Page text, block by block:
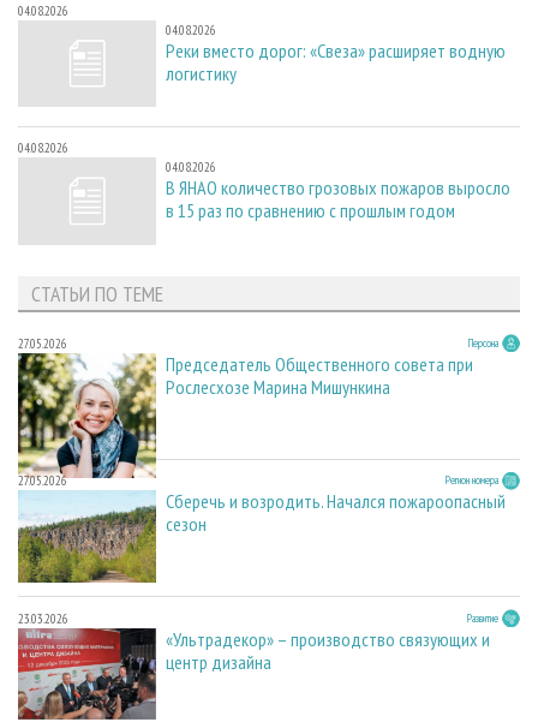
04.08.2026
04.08.2026
Реки вместо дорог: «Свеза» расширяет водную
логистику
04.08.2026
04.08.2026
В ЯНАО количество грозовых пожаров выросло
в 15 раз по сравнению с прошлым годом
СТАТЬИ ПО ТЕМЕ
27.05.2026 Персона
Председатель Общественного совета при
Рослесхозе Марина Мишункина
27.05.2026 Регион номера
Сберечь и возродить. Начался пожароопасный
сезон
23.03.2026 Развитие
«Ультрадекор» – производство связующих и
центр дизайна